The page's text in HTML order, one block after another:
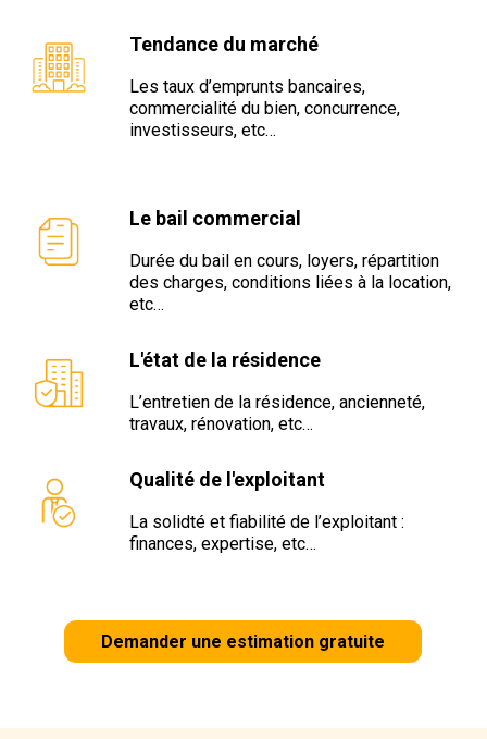
Tendance du marché
Les taux d’emprunts bancaires,
commercialité du bien, concurrence,
investisseurs, etc…
Le bail commercial
Durée du bail en cours, loyers, répartition
des charges, conditions liées à la location,
etc…
L'état de la résidence
L’entretien de la résidence, ancienneté,
travaux, rénovation, etc…
Qualité de l'exploitant
La solidté et fiabilité de l’exploitant :
finances, expertise, etc…
Demander une estimation gratuite